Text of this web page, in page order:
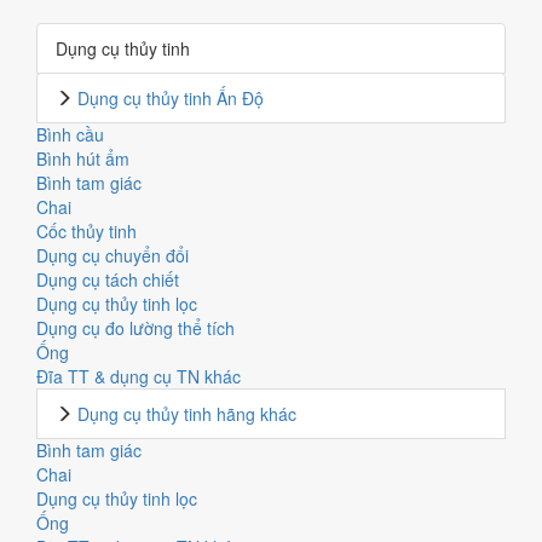
Dụng cụ thủy tinh
Dụng cụ thủy tinh Ấn Độ
Bình cầu
Bình hút ẩm
Bình tam giác
Chai
Cốc thủy tinh
Dụng cụ chuyển đổi
Dụng cụ tách chiết
Dụng cụ thủy tinh lọc
Dụng cụ đo lường thể tích
Ống
Đĩa TT & dụng cụ TN khác
Dụng cụ thủy tinh hãng khác
Bình tam giác
Chai
Dụng cụ thủy tinh lọc
Ống